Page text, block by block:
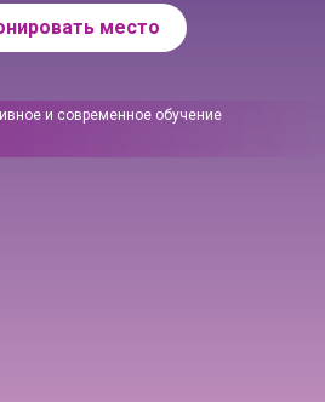
место
и современное обучение